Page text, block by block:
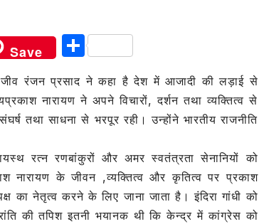
Save
S
h
ar
e
रंजन प्रसाद ने कहा है देश में आजादी की लड़ाई से
नारायण ने अपने विचारों, दर्शन तथा व्यक्तित्व से
तथा साधना से भरपूर रही। उन्होंने भारतीय राजनीति
रत्न रणबांकुरों और अमर स्वतंत्रता सेनानियों को
नारायण के जीवन ,व्यक्तित्व और कृतित्व पर प्रकाश
का नेतृत्व करने के लिए जाना जाता है। इंदिरा गांधी को
की तपिश इतनी भयानक थी कि केन्द्र में कांग्रेस को